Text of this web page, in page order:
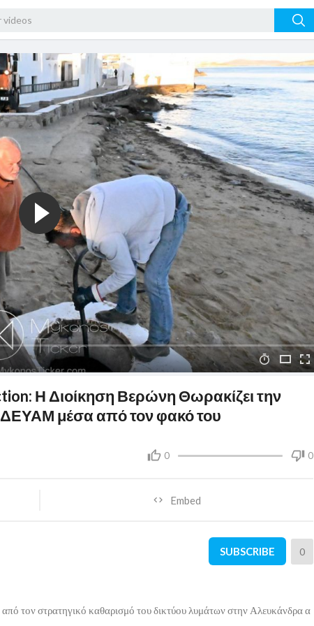
Η Διοίκηση Βερώνη Θωρακίζει την
μέσα από τον φακό του
0 0
Embed
SUBSCRIBE 0
τον στρατηγικό καθαρισμό του δικτύου λυμάτων στην Αλευκάνδρα α